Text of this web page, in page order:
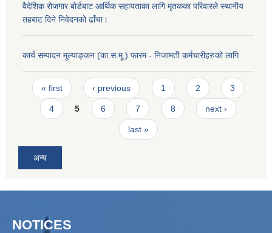
वैदेशिक रोजगार बोर्डबाट आर्थिक सहायताका लागि मृतकका परिवारले स्थानीय
तहबाट दिने निवेदनको ढाँचा।
कार्य सम्पादन मूल्याङ्कन (का.स.मू.) फारम - निजामती कर्मचारीहरुको लागि
Pages
« first ‹ previous 1 2 3
4 5 6 7 8 next ›
last »
अन्य
NOTICES